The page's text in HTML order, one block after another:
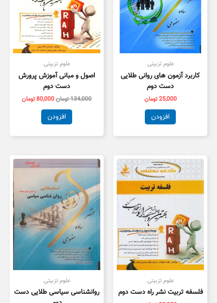
علوم تزبیتی
کاربرد آزمون های روانی طلایی
دست دوم
25,000تومان
افزودن
علوم تزبیتی
اصول و مبانی آموزش پرورش
دست دوم
134,000تومان80,000تومان
افزودن
علوم تزبیتی
فلسفه تربیت نشر راه دست دوم
علوم تزبیتی
روانشناسی سیاسی طلایی دست